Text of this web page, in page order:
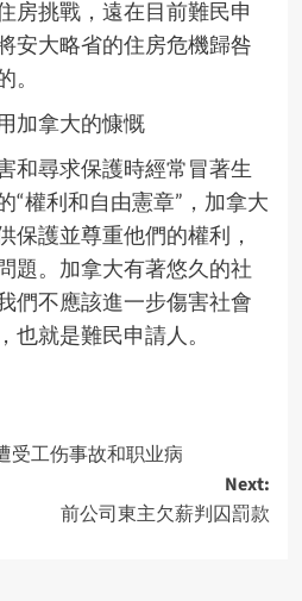
房挑戰，遠在目前難民申
安大略省的住房危機歸咎
加拿大的慷慨
和尋求保護時經常冒著生
“權利和自由憲章”，加拿大
保護並尊重他們的權利，
題。加拿大有著悠久的社
們不應該進一步傷害社會
也就是難民申請人。
受工伤事故和职业病
Next:
前公司東主欠薪判囚罰款